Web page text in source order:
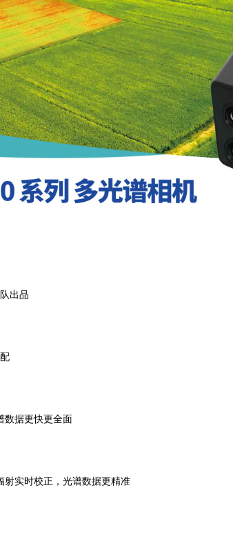
出品
数据更快更全面
射实时校正，光谱数据更精准